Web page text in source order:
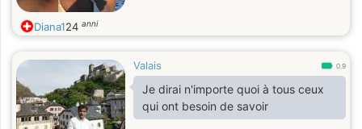
Diana124 anni
Valais 0.9
Je dirai n'importe quoi à tous ceux
qui ont besoin de savoir